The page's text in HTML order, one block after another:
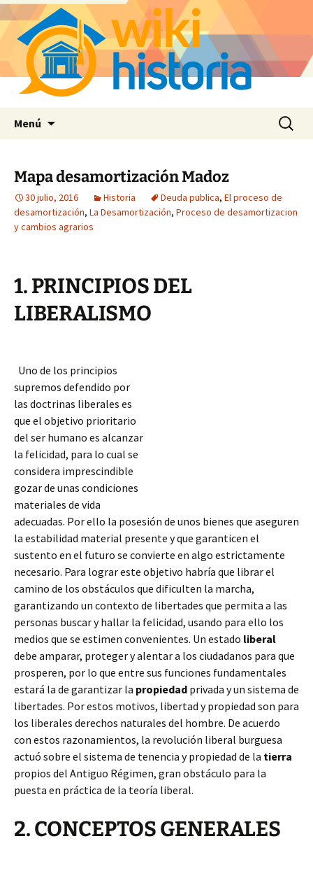
Menú Buscar:
Mapa desamortización Madoz
30 julio, 2016 Historia Deuda publica, El proceso de
desamortización, La Desamortización, Proceso de desamortizacion
y cambios agrarios
1. PRINCIPIOS DEL
LIBERALISMO
Uno de los principios
supremos defendido por
las doctrinas liberales es
que el objetivo prioritario
del ser humano es alcanzar
la felicidad, para lo cual se
considera imprescindible
gozar de unas condiciones
materiales de vida
adecuadas. Por ello la posesión de unos bienes que aseguren
la estabilidad material presente y que garanticen el
sustento en el futuro se convierte en algo estrictamente
necesario. Para lograr este objetivo habría que librar el
camino de los obstáculos que dificulten la marcha,
garantizando un contexto de libertades que permita a las
personas buscar y hallar la felicidad, usando para ello los
medios que se estimen convenientes. Un estado liberal
debe amparar, proteger y alentar a los ciudadanos para que
prosperen, por lo que entre sus funciones fundamentales
estará la de garantizar la propiedad privada y un sistema de
libertades. Por estos motivos, libertad y propiedad son para
los liberales derechos naturales del hombre. De acuerdo
con estos razonamientos, la revolución liberal burguesa
actuó sobre el sistema de tenencia y propiedad de la tierra
propios del Antiguo Régimen, gran obstáculo para la
puesta en práctica de la teoría liberal.
2. CONCEPTOS GENERALES